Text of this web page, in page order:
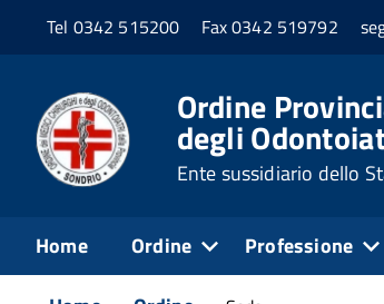
Tel 0342 515200 Fax 0342 519792
Ordine
degli
Ente sussidiario dello
Home Ordine Professione